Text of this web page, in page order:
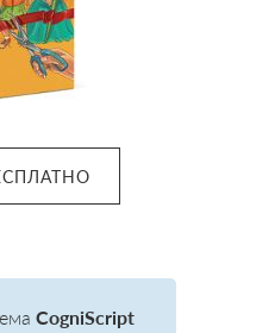
CogniScript